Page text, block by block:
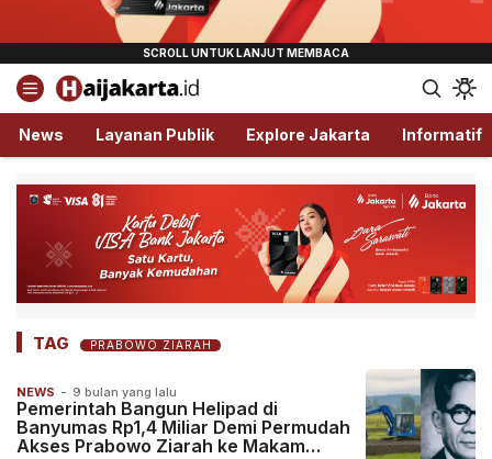
Haijakarta.id
Semua Tentang Jakarta Ada Disini!
News Layanan Publik Explore Jakarta Informatif
TAG PRABOWO ZIARAH
NEWS - 9 bulan yang lalu
Pemerintah Bangun Helipad di
Banyumas Rp1,4 Miliar Demi Permudah
Akses Prabowo Ziarah ke Makam